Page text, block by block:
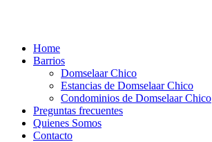
Home
Barrios
Domselaar Chico
Estancias de Domselaar Chico
Condominios de Domselaar Chico
Preguntas frecuentes
Quienes Somos
Contacto